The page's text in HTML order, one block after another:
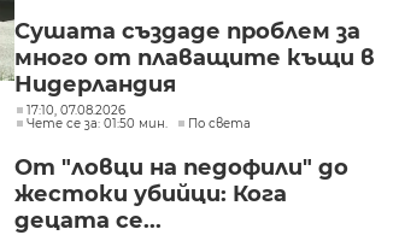
Сушата създаде проблем за
много от плаващите къщи в
Нидерландия
17:10, 07.08.2026
Чете се за: 01:50 мин.
По света
От "ловци на педофили" до
жестоки убийци: Кога
децата се...